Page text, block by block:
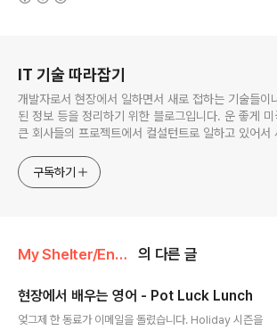
IT 기술 따라잡기
개발자로서 현장에서 일하면서 새로 접하는 기술들이
된 정보 등을 정리하기 위한 블로그입니다. 운 좋게 미국에서
큰 회사들의 프로젝트에서 컬설턴트로 일하고 있어서
사용되는 툴들에 대해 많은 분들과 정보를 공유하고 싶
구독하기
My Shelter/English 의 다른 글
현장에서 배우는 영어 - Pot Luck Lunch
엊그제 한 동료가 이메일을 돌렸습니다. Holiday 시즌을